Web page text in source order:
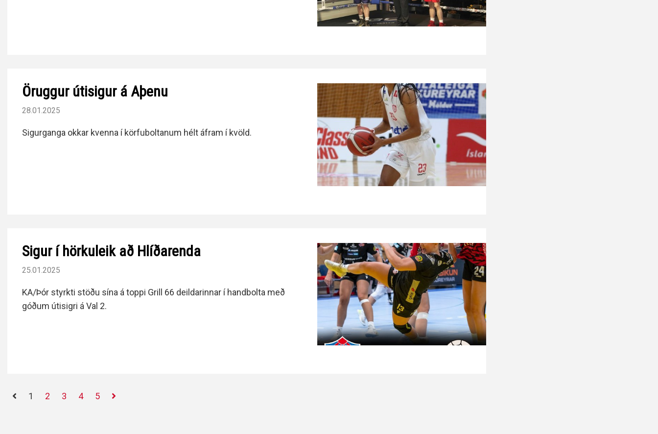
Öruggur útisigur á Aþenu
28.01.2025
Sigurganga okkar kvenna í körfuboltanum hélt áfram í kvöld.
Sigur í hörkuleik að Hlíðarenda
25.01.2025
KA/Þór styrkti stöðu sína á toppi Grill 66 deildarinnar í handbolta með
góðum útisigri á Val 2.
1 2 3 4 5